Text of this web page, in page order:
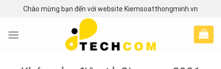
content
Chào mừng bạn đến với website Kiemsoatthongminh.vn